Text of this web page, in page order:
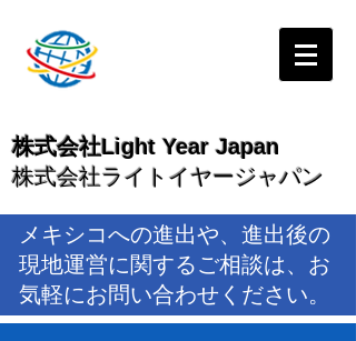
株式会社Light Year Japan
株式会社ライトイヤージャパン
メキシコへの進出や、進出後の
現地運営に関するご相談は、お
気軽にお問い合わせください。